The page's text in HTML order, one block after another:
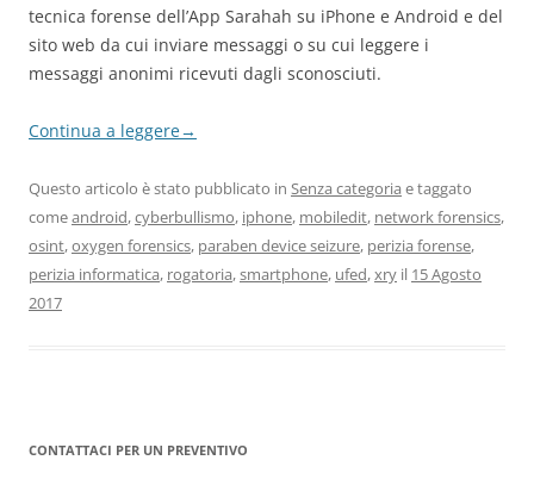
tecnica forense dell’App Sarahah su iPhone e Android e del
sito web da cui inviare messaggi o su cui leggere i
messaggi anonimi ricevuti dagli sconosciuti.
Continua a leggere→
Questo articolo è stato pubblicato in Senza categoria e taggato
comeandroid,cyberbullismo, iphone, mobiledit, network forensics,
osint,oxygen forensics, paraben device seizure, perizia forense,
perizia informatica, rogatoria,smartphone, ufed,xry il 15 Agosto
2017
CONTATTACI PER UN PREVENTIVO